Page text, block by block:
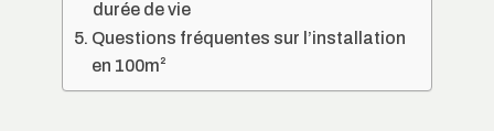
durée de vie
Questions fréquentes sur l’installation
en 100m²